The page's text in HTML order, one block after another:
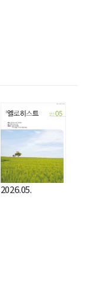
2026.05.